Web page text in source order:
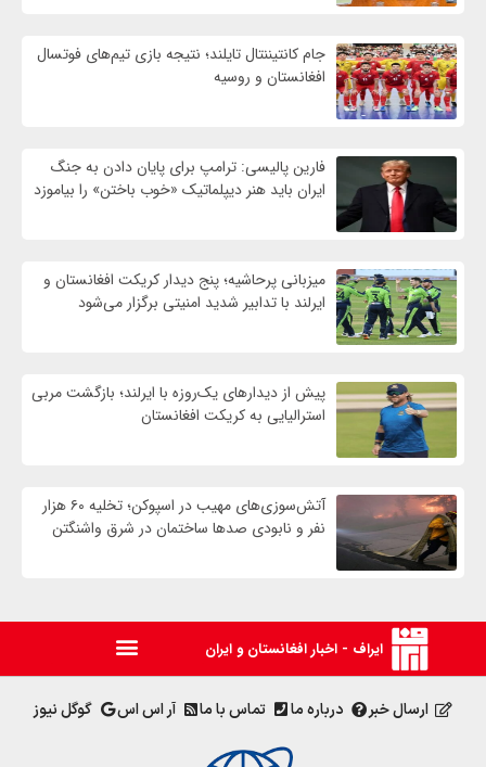
جام کانتیننتال تایلند؛ نتیجه بازی تیم‌های فوتسال
افغانستان و روسیه
فارین پالیسی: ترامپ برای پایان دادن به جنگ
ایران باید هنر دیپلماتیک «خوب باختن» را بیاموزد
میزبانی پرحاشیه؛ پنج دیدار کریکت افغانستان و
ایرلند با تدابیر شدید امنیتی برگزار می‌شود
پیش از دیدارهای یک‌روزه با ایرلند؛ بازگشت مربی
استرالیایی به کریکت افغانستان
آتش‌سوزی‌های مهیب در اسپوکن؛ تخلیه ۶۰ هزار
نفر و نابودی صدها ساختمان در شرق واشنگتن
ایراف - اخبار افغانستان و ایران
ارسال خبر درباره ما تماس با ما آر اس اس گوگل نیوز